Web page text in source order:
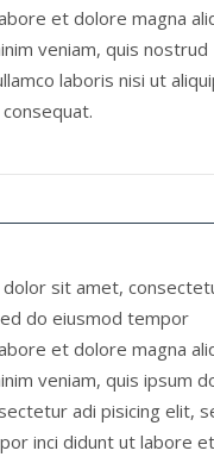
et dolore magna
veniam, quis nostrud
laboris nisi ut
sit amet,
do eiusmod tempor
et dolore magna
veniam, quis ipsum
adi pisicing elit,
inci didunt ut labore et